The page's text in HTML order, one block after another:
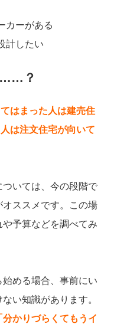
カーがある
計したい
……？
てはまった人は建売住
は注文住宅が向いて
いては、今の段階で
ススメです。この場
予算などを調べてみ
める場合、事前にい
い知識があります。
かりづらくてもうイ